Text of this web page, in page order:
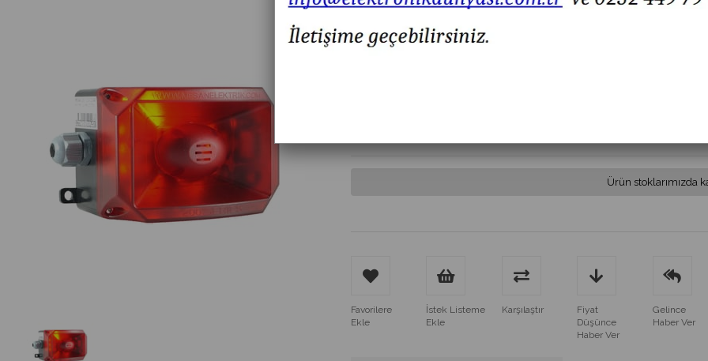
MESAN MS 229.1.12-24VAC/DC KÜP LED
Ürün stoklarımızda
Favorilere
Ekle
İstek Listeme
Ekle
Karşılaştır
Fiyat
Düşünce
Haber Ver
Gelince
Haber Ver